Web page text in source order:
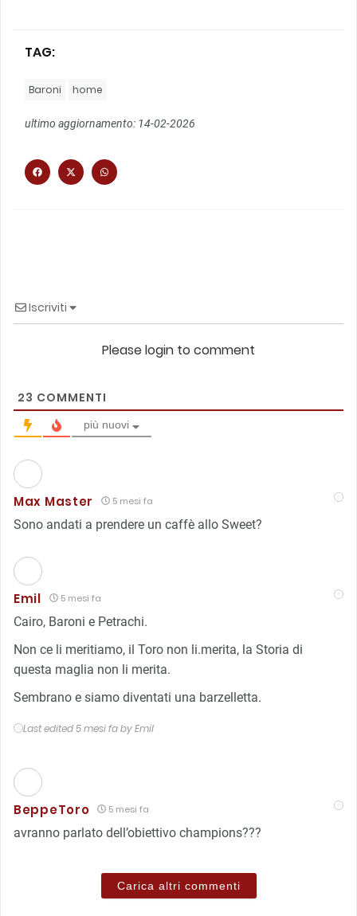
TAG:
Baroni home
ultimo aggiornamento: 14-02-2026
Iscriviti
Please login to comment
23 COMMENTI
più nuovi
Max Master 5 mesi fa
Sono andati a prendere un caffè allo Sweet?
Emil 5 mesi fa
Cairo, Baroni e Petrachi.
Non ce li meritiamo, il Toro non li.merita, la Storia di
questa maglia non li merita.
Sembrano e siamo diventati una barzelletta.
Last edited 5 mesi fa by Emil
BeppeToro 5 mesi fa
avranno parlato dell’obiettivo champions???
Carica altri commenti